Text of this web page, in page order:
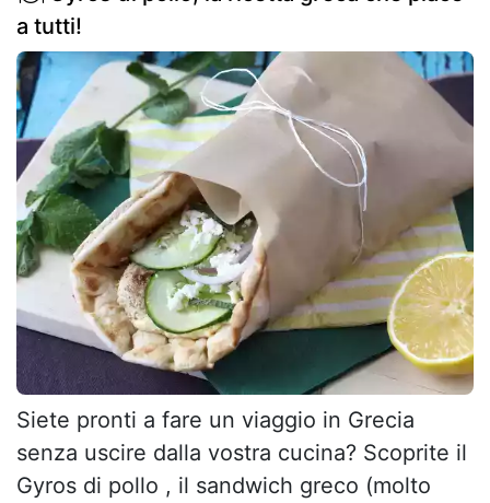
a tutti!
Siete pronti a fare un viaggio in Grecia
senza uscire dalla vostra cucina? Scoprite il
Gyros di pollo , il sandwich greco (molto